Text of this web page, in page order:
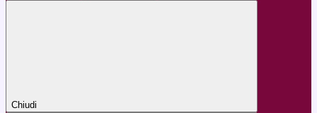
Chiudi